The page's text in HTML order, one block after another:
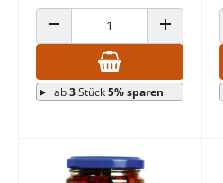
ANZAHL VERRINGERN ANZAHL
ab3Stück5% sparen